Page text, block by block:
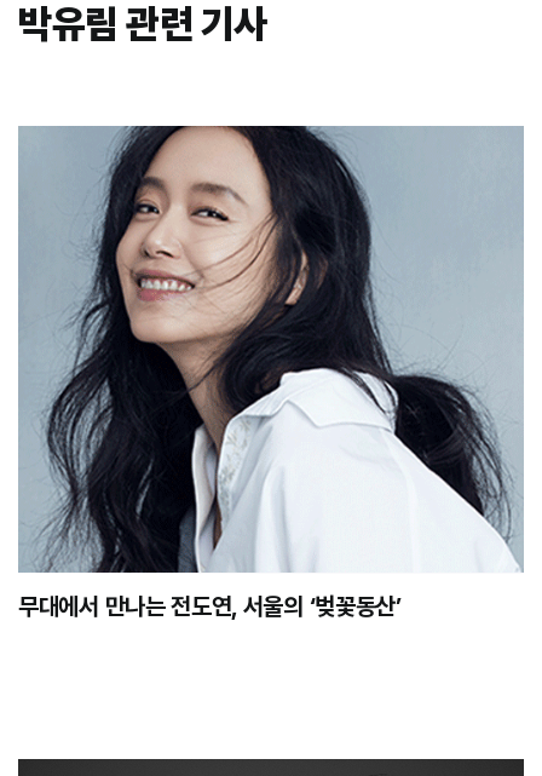
박유림 관련 기사
무대에서 만나는 전도연, 서울의 ‘벚꽃동산’